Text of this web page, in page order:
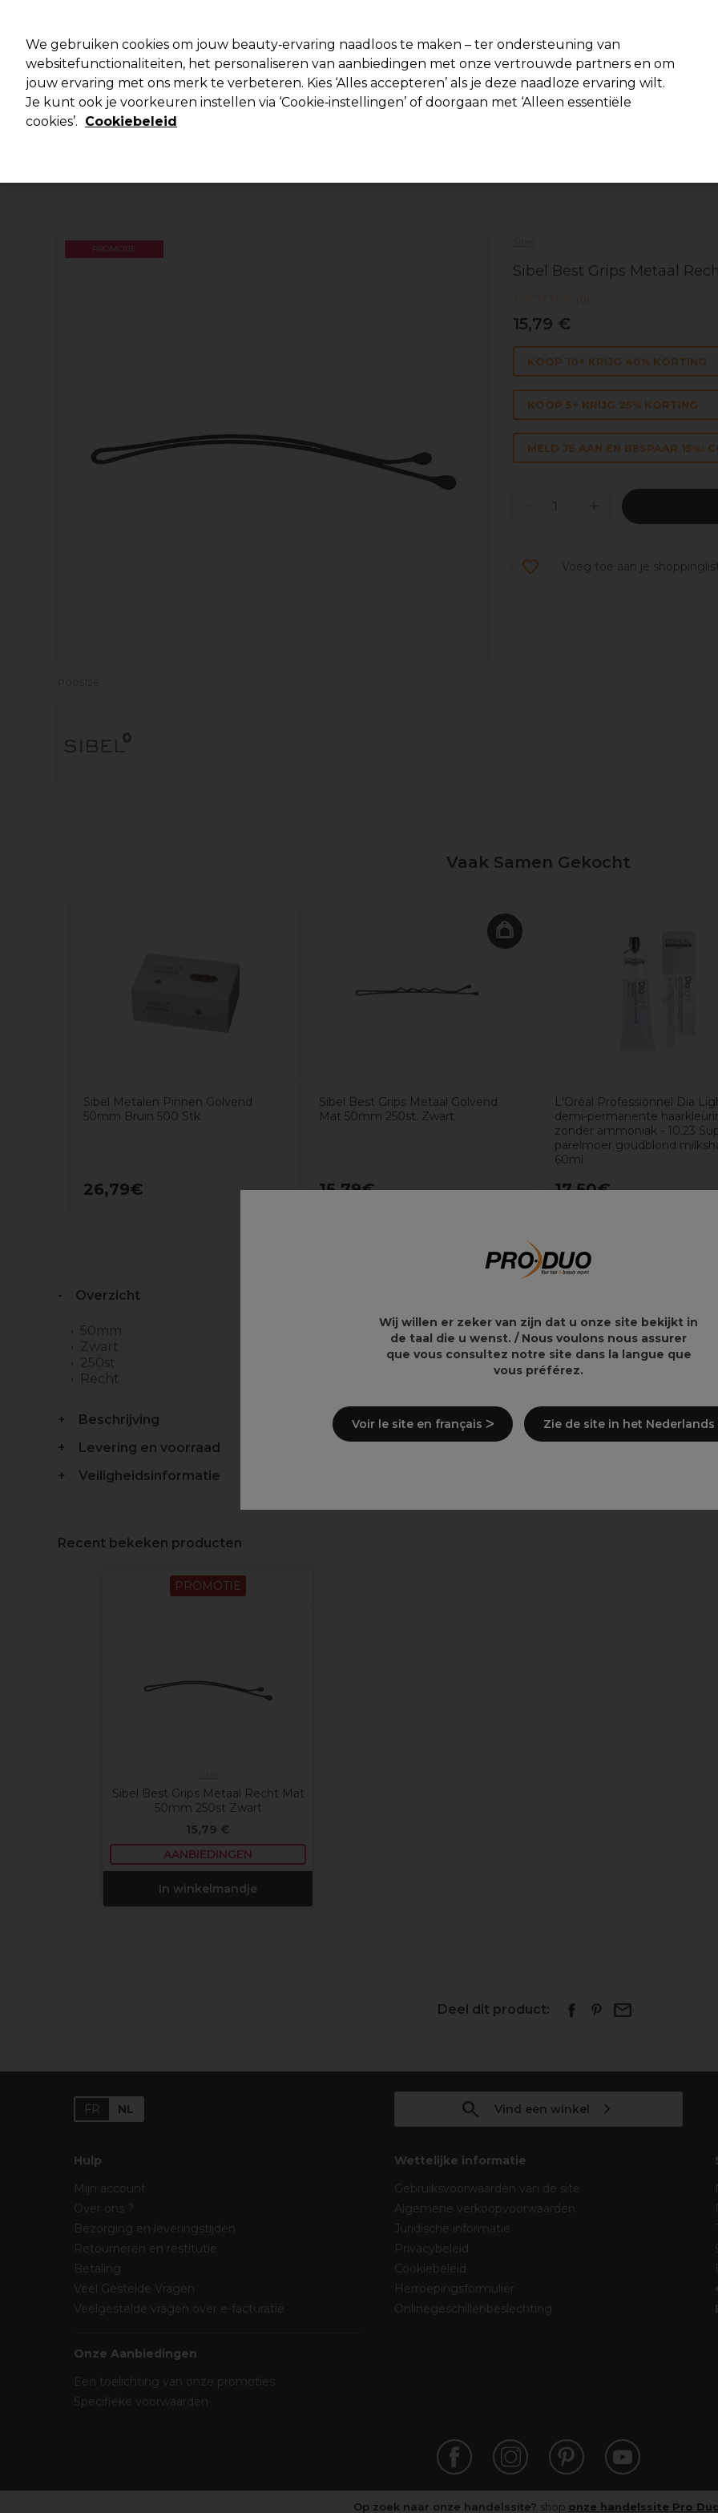
Merken Deals 🌟 Haar Elektra Beauty Salon interieur Mannen Vegan
Volgende dag geleverd*
Sibel Best Grips Metaal
(0)
15,79 €
PROMOTIE
KOOP 10+ KRIJG 40% KORTING
KOOP 5+ KRIJG 25% KORTING
MELD JE AAN EN BESPAAR 15%:
Voeg toe aan je
Vaak Samen Gekocht
Sibel Metalen Pinnen Golvend
50mm Bruin 500 Stk
26,79€
Sibel Best Grips Metaal Golvend
Mat 50mm 250st. Zwart
15,79€
L'Oréal Professionnel Dia
demi-permanente
zonder ammoniak - 10.23
parelmoer goudblond
60ml
17,50€
Overzicht
50mm
Zwart
250st
Recht
Beschrijving
Levering en voorraad
Veiligheidsinformatie
Recent bekeken producten
PROMOTIE
Sibel Best Grips Metaal Recht Mat
50mm 250st Zwart
15,79 €
AANBIEDINGEN
In winkelmandje
Deel dit product:
FR NL Vind een winkel
Hulp
Mijn account
Over ons ?
Bezorging en leveringstijden
Retourneren en restitutie
Betaling
Veel Gestelde Vragen
Veelgestelde vragen over e-facturatie
Onze Aanbiedingen
Een toelichting van onze promoties
Specifieke voorwaarden
Wettelijke informatie
Gebruiksvoorwaarden van de site
Algemene verkoopvoorwaarden
Juridische informatie
Privacybeleid
Cookiebeleid
Herroepingsformulier
Onlinegeschillenbeslechting
Op zoek naar onze handelssite? shop onze handelssite Pro
We gebruiken cookies om jouw beauty‑ervaring naadloos te maken – ter ondersteuning van
websitefunctionaliteiten, het personaliseren van aanbiedingen met onze vertrouwde partners en om
jouw ervaring met ons merk te verbeteren. Kies ‘Alles accepteren’ als je deze naadloze ervaring wilt.
Je kunt ook je voorkeuren instellen via ‘Cookie‑instellingen’ of doorgaan met ‘Alleen essentiële
cookies’. Cookiebeleid
Wij willen er zeker van zijn dat u onze site bekijkt in
de taal die u wenst. / Nous voulons nous assurer
que vous consultez notre site dans la langue que
vous préférez.
Voir le site en français ᐳ Zie de site in het Nederlands